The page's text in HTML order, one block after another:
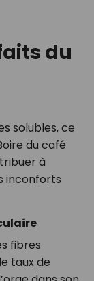
du
solubles, ce
du café
à
inconforts
fibres
taux de